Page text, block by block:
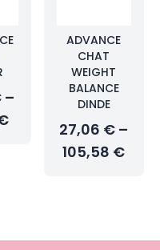
–
ADVANCE
CHAT
WEIGHT
BALANCE
DINDE
27,06 € –
105,58 €